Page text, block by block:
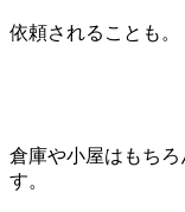
依頼されることも。
倉庫や小屋はもち
す。